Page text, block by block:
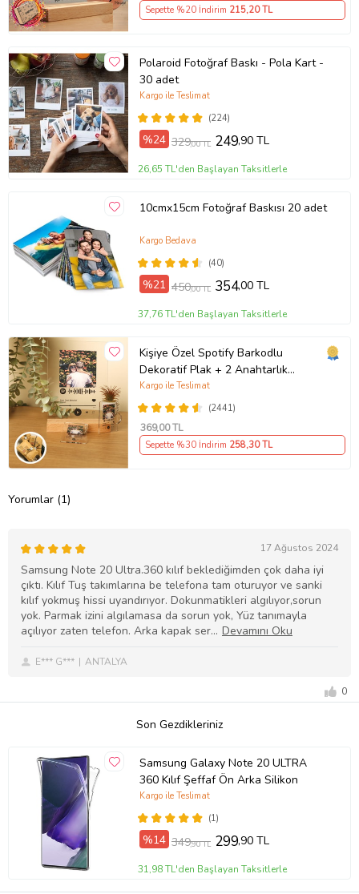
Sepette %20 İndirim 215,20 TL
Polaroid Fotoğraf Baskı - Pola Kart -
30 adet
(224)
Kargo ile Teslimat
%24 329,00 TL 249,90 TL
26,65 TL'den Başlayan Taksitlerle
10cmx15cm Fotoğraf Baskısı 20 adet
(40)
Kargo Bedava
%21 450,00 TL 354,00 TL
37,76 TL'den Başlayan Taksitlerle
Kişiye Özel Spotify Barkodlu
Dekoratif Plak + 2 Anahtarlık
Babaya Anneye Sevgiliye Arkadaşa
Hediye
(2441)
Kargo ile Teslimat
369,00 TL
Sepette %30 İndirim 258,30 TL
Yorumlar (1)
17 Ağustos 2024
Samsung Note 20 Ultra.360 kılıf beklediğimden çok daha iyi
çıktı. Kılıf Tuş takımlarına be telefona tam oturuyor ve sanki
kılıf yokmuş hissi uyandırıyor. Dokunmatikleri algılıyor,sorun
yok. Parmak izini algılamasa da sorun yok, Yüz tanımayla
açılıyor zaten telefon. Arka kapak ser
E*** G*** ANTALYA
0
Son Gezdikleriniz
Samsung Galaxy Note 20 ULTRA
360 Kılıf Şeffaf Ön Arka Silikon
(1)
Kargo ile Teslimat
%14 349,90 TL 299,90 TL
31,98 TL'den Başlayan Taksitlerle